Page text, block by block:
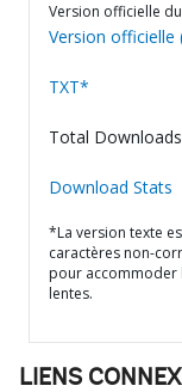
Version officielle
Version officielle
TXT*
Total
Download Stats
*La version texte
caractères non-
pour accommoder
lentes.
LIENS